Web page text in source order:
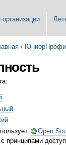
/ ЮниорПрофи
Open
с принципами